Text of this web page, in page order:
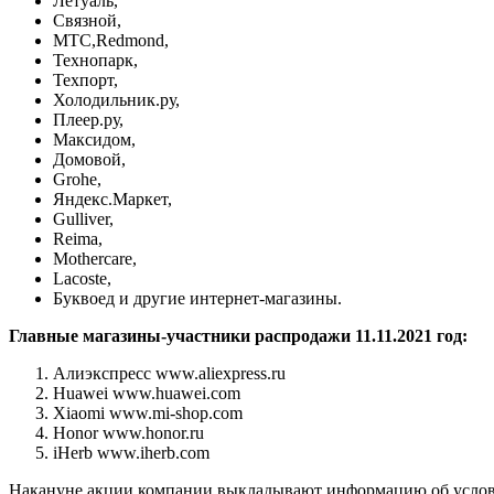
Связной,
МТС,Redmond,
Технопарк,
Техпорт,
Холодильник.ру,
Плеер.ру,
Максидом,
Домовой,
Grohe,
Яндекс.Маркет,
Gulliver,
Reima,
Mothercare,
Lacoste,
Буквоед и другие интернет-магазины.
Главные магазины-участники распродажи 11.11.2021 год:
Алиэкспресс www.aliexpress.ru
Huawei www.huawei.com
Xiaomi www.mi-shop.com
Honor www.honor.ru
iHerb www.iherb.com
Накануне акции компании выкладывают информацию об